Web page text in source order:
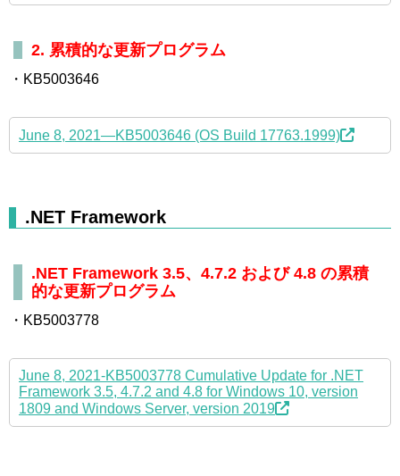
2. 累積的な更新プログラム
・KB5003646
June 8, 2021—KB5003646 (OS Build 17763.1999)
.NET Framework
.NET Framework 3.5、4.7.2 および 4.8 の累積
的な更新プログラム
・KB5003778
June 8, 2021-KB5003778 Cumulative Update for .NET
Framework 3.5, 4.7.2 and 4.8 for Windows 10, version
1809 and Windows Server, version 2019